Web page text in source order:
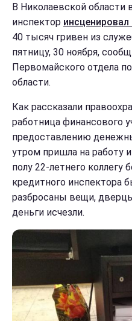
В Николаевской
инспектор
40 тысяч гривен из
пятницу, 30 ноября,
Первомайского отдела
области.
Как рассказали
работница финансового
предоставлению
утром пришла на работу
полу 22-летнего коллегу
кредитного инспектора
разбросаны вещи,
деньги исчезли.